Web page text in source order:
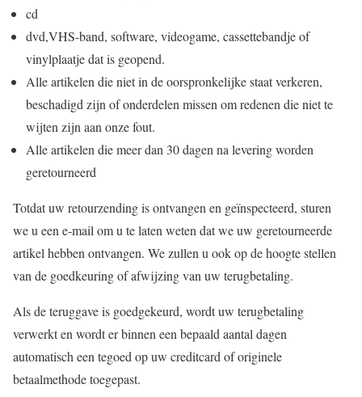
cd
dvd,VHS-band, software, videogame, cassettebandje of
vinylplaatje dat is geopend.
Alle artikelen die niet in de oorspronkelijke staat verkeren,
beschadigd zijn of onderdelen missen om redenen die niet te
wijten zijn aan onze fout.
Alle artikelen die meer dan 30 dagen na levering worden
geretourneerd
Totdat uw retourzending is ontvangen en geïnspecteerd, sturen
we u een e-mail om u te laten weten dat we uw geretourneerde
artikel hebben ontvangen. We zullen u ook op de hoogte stellen
van de goedkeuring of afwijzing van uw terugbetaling.
Als de teruggave is goedgekeurd, wordt uw terugbetaling
verwerkt en wordt er binnen een bepaald aantal dagen
automatisch een tegoed op uw creditcard of originele
betaalmethode toegepast.